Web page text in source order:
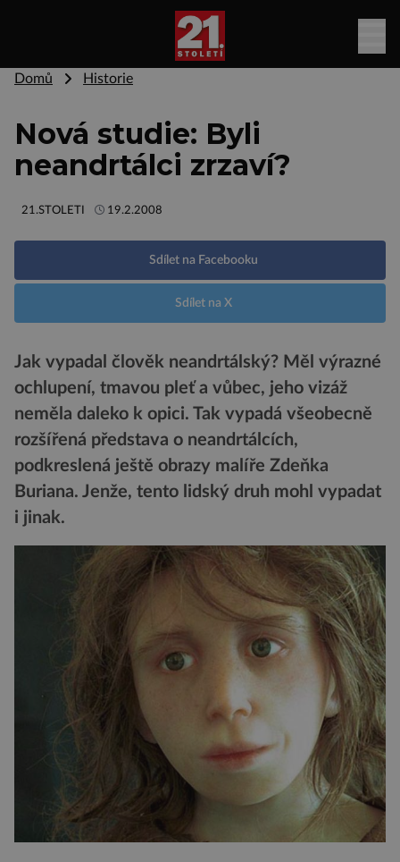
Domů Historie
Nová studie: Byli
neandrtálci zrzaví?
21.STOLETI 19.2.2008
Sdílet na Facebooku
Sdílet na X
Jak vypadal člověk neandrtálský? Měl výrazné
ochlupení, tmavou pleť a vůbec, jeho vizáž
neměla daleko k opici. Tak vypadá všeobecně
rozšířená představa o neandrtálcích,
podkreslená ještě obrazy malíře Zdeňka
Buriana. Jenže, tento lidský druh mohl vypadat
i jinak.